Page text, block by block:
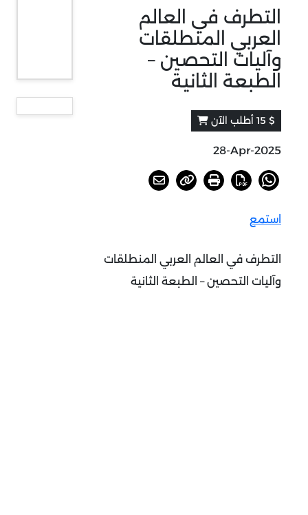
التطرف في العالم
العربي المنطلقات
وآليات التحصين –
الطبعة الثانية
$ 15 أطلب الآن
28-Apr-2025
استمع
التطرف في العالم العربي المنطلقات
وآليات التحصين – الطبعة الثانية